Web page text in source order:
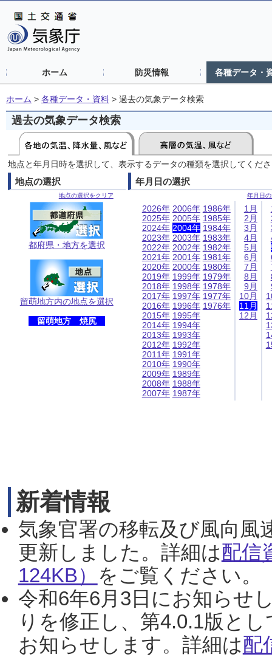
ホーム 防災情報 各種データ・
ホーム > 各種データ・資料 > 過去の気象データ検索
過去の気象データ検索
地点と年月日時を選択して、表示するデータの種類を選択してくだ
地点の選択
地点の選択をクリア
都府県・地方を選択
留萌地方内の地点を選択
留萌地方 焼尻
年月日の選択
年月日
2026年
2025年
2024年
2023年
2022年
2021年
2020年
2019年
2018年
2017年
2016年
2015年
2014年
2013年
2012年
2011年
2010年
2009年
2008年
2007年
2006年
2005年
2004年
2003年
2002年
2001年
2000年
1999年
1998年
1997年
1996年
1995年
1994年
1993年
1992年
1991年
1990年
1989年
1988年
1987年
1986年
1985年
1984年
1983年
1982年
1981年
1980年
1979年
1978年
1977年
1976年
1月
2月
3月
4月
5月
6月
7月
8月
9月
10月
11月
12月
新着情報
気象官署の移転及び風向風
更新しました。詳細は配信
124KB） をご覧ください。
令和6年6月3日にお知らせ
りを修正し、第4.0.1版と
お知らせします。詳細は配